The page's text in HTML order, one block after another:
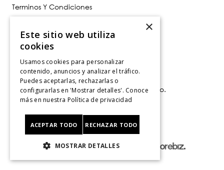
Contáctanos
Av. Las Condes 11281, Las Condes, Santiago.
Santiago, Chile
Terminos Y Condiciones
Políticas De Despacho
Cambios, Retracto Y Garantía
Política de Privacidad de Marketing
×
Este sitio web utiliza
cookies
Usamos cookies para personalizar
contenido, anuncios y analizar el tráfico.
Puedes aceptarlas, rechazarlas o
configurarlas en 'Mostrar detalles'. Conoce
más en nuestra Política de privacidad
ACEPTAR TODO RECHAZAR TODO
MOSTRAR DETALLES